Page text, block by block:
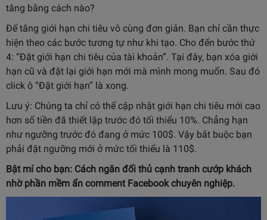
tăng bằng cách nào?
Để tăng giới hạn chi tiêu vô cùng đơn giản. Bạn chỉ cần thực
hiện theo các bước tương tự như khi tạo. Cho đến bước thứ
4: “Đặt giới hạn chi tiêu của tài khoản”. Tại đây, bạn xóa giới
hạn cũ và đặt lại giới hạn mới mà mình mong muốn. Sau đó
click ô “Đặt giới hạn” là xong.
Lưu ý: Chúng ta chỉ có thể cập nhật giới hạn chi tiêu mới cao
hơn số tiền đã thiết lập trước đó tối thiểu 10%. Chẳng hạn
như ngưỡng trước đó đang ở mức 100$. Vậy bắt buộc bạn
phải đặt ngưỡng mới ở mức tối thiểu là 110$.
Bật mí cho bạn: Cách ngăn đối thủ cạnh tranh cướp khách
nhờ phần mềm ẩn commentFacebook chuyên nghiệp.